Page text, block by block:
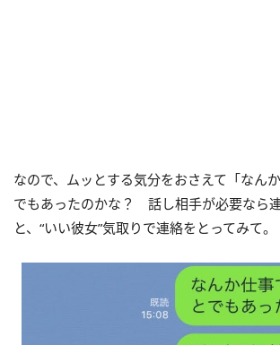
なので、ムッとする気分をおさえて「なん
でもあったのかな？ 話し相手が必要なら連
と、“いい彼女”気取りで連絡をとってみて。